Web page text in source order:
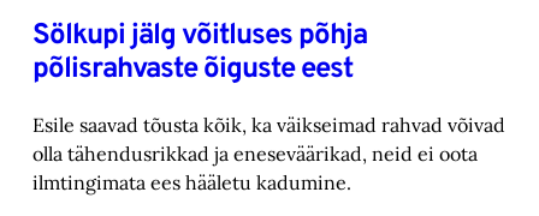
Sölkupi jälg võitluses põhja
põlisrahvaste õiguste eest
Esile saavad tõusta kõik, ka väikseimad rahvad võivad
olla tähendusrikkad ja eneseväärikad, neid ei oota
ilmtingimata ees hääletu kadumine.